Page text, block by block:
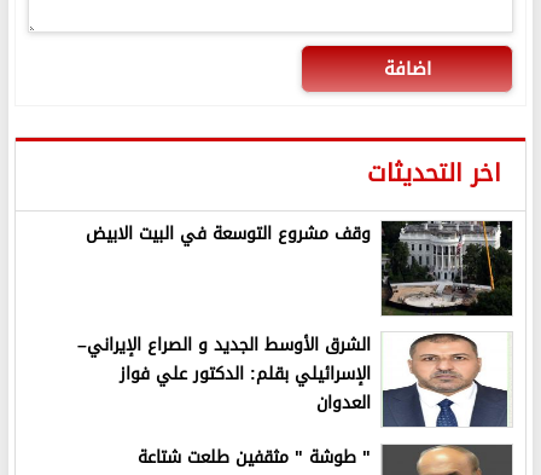
اضافة
اخر التحديثات
وقف مشروع التوسعة في البيت الابيض
الشرق الأوسط الجديد و الصراع الإيراني–
الإسرائيلي بقلم: الدكتور علي فواز
العدوان
" طوشة " مثقفين طلعت شتاعة